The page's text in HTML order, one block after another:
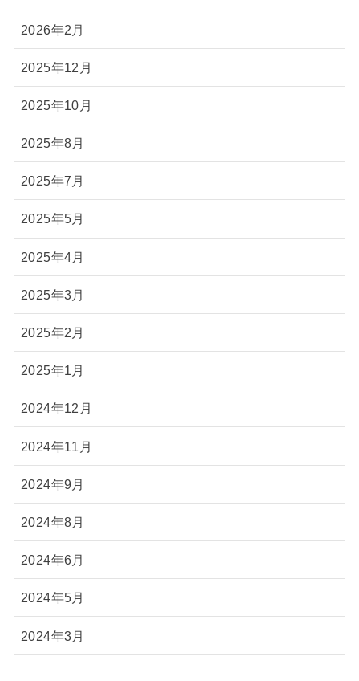
2026年2月
2025年12月
2025年10月
2025年8月
2025年7月
2025年5月
2025年4月
2025年3月
2025年2月
2025年1月
2024年12月
2024年11月
2024年9月
2024年8月
2024年6月
2024年5月
2024年3月